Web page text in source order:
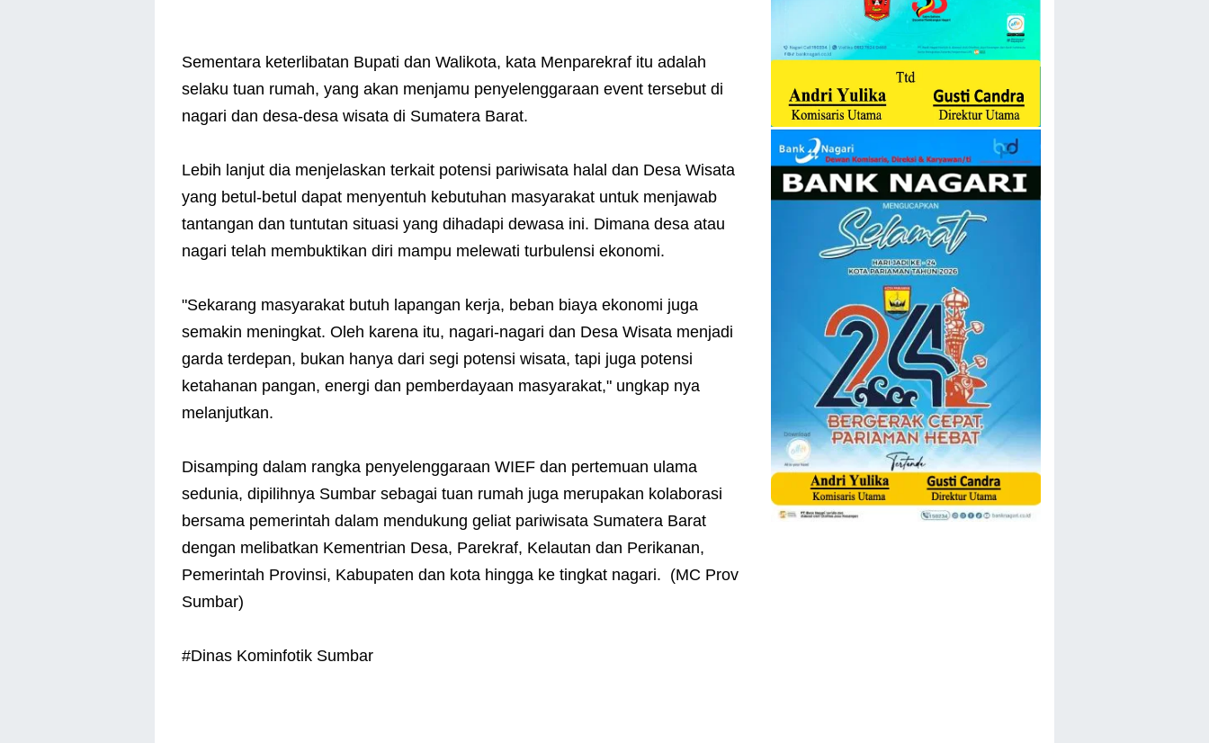
Sementara keterlibatan Bupati dan Walikota, kata Menparekraf itu adalah
selaku tuan rumah, yang akan menjamu penyelenggaraan event tersebut di
nagari dan desa-desa wisata di Sumatera Barat.
Lebih lanjut dia menjelaskan terkait potensi pariwisata halal dan Desa Wisata
yang betul-betul dapat menyentuh kebutuhan masyarakat untuk menjawab
tantangan dan tuntutan situasi yang dihadapi dewasa ini. Dimana desa atau
nagari telah membuktikan diri mampu melewati turbulensi ekonomi.
"Sekarang masyarakat butuh lapangan kerja, beban biaya ekonomi juga
semakin meningkat. Oleh karena itu, nagari-nagari dan Desa Wisata menjadi
garda terdepan, bukan hanya dari segi potensi wisata, tapi juga potensi
ketahanan pangan, energi dan pemberdayaan masyarakat," ungkap nya
melanjutkan.
Disamping dalam rangka penyelenggaraan WIEF dan pertemuan ulama
sedunia, dipilihnya Sumbar sebagai tuan rumah juga merupakan kolaborasi
bersama pemerintah dalam mendukung geliat pariwisata Sumatera Barat
dengan melibatkan Kementrian Desa, Parekraf, Kelautan dan Perikanan,
Pemerintah Provinsi, Kabupaten dan kota hingga ke tingkat nagari. (MC Prov
Sumbar)
#Dinas Kominfotik Sumbar